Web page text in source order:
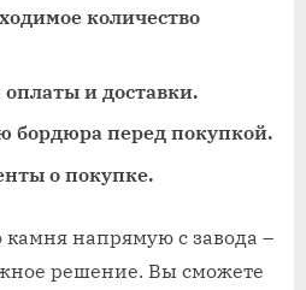
количество
и доставки.
бордюра перед покупкой.
о покупке.
напрямую с завода –
решение. Вы сможете